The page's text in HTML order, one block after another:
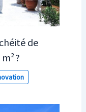
de
?